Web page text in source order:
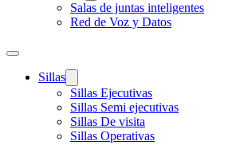
Salas de juntas inteligentes
Red de Voz y Datos
Sillas
Sillas Ejecutivas
Sillas Semi ejecutivas
Sillas De visita
Sillas Operativas